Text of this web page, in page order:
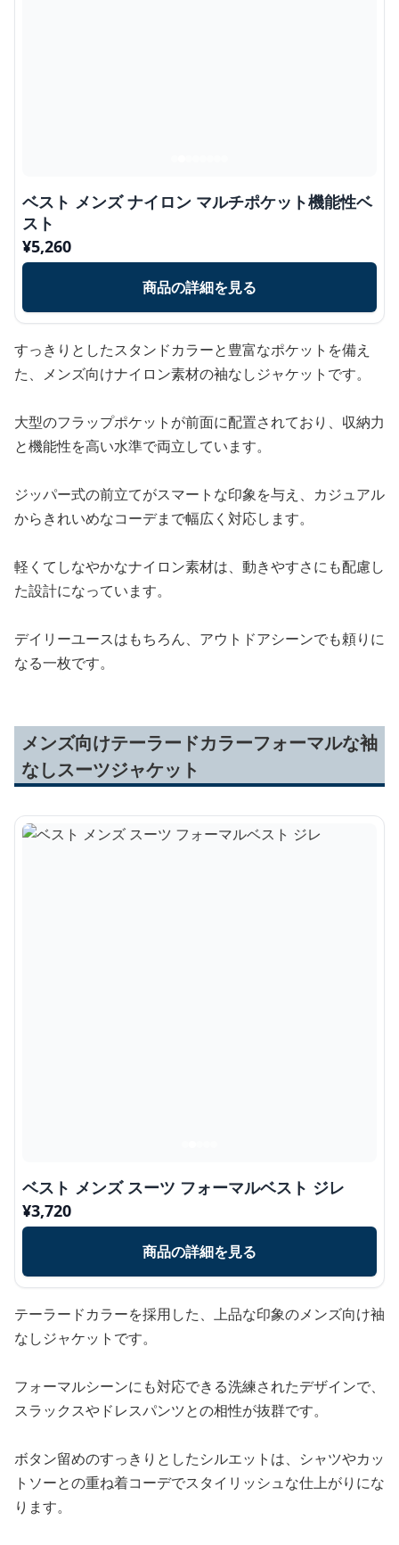
ベスト メンズ ナイロン マルチポケット機能性ベ
スト
¥5,260
商品の詳細を見る
すっきりとしたスタンドカラーと豊富なポケットを備え
た、メンズ向けナイロン素材の袖なしジャケットです。
大型のフラップポケットが前面に配置されており、収納力
と機能性を高い水準で両立しています。
ジッパー式の前立てがスマートな印象を与え、カジュアル
からきれいめなコーデまで幅広く対応します。
軽くてしなやかなナイロン素材は、動きやすさにも配慮し
た設計になっています。
デイリーユースはもちろん、アウトドアシーンでも頼りに
なる一枚です。
メンズ向けテーラードカラーフォーマルな袖
なしスーツジャケット
ベスト メンズ スーツ フォーマルベスト ジレ
¥3,720
商品の詳細を見る
テーラードカラーを採用した、上品な印象のメンズ向け袖
なしジャケットです。
フォーマルシーンにも対応できる洗練されたデザインで、
スラックスやドレスパンツとの相性が抜群です。
ボタン留めのすっきりとしたシルエットは、シャツやカッ
トソーとの重ね着コーデでスタイリッシュな仕上がりにな
ります。